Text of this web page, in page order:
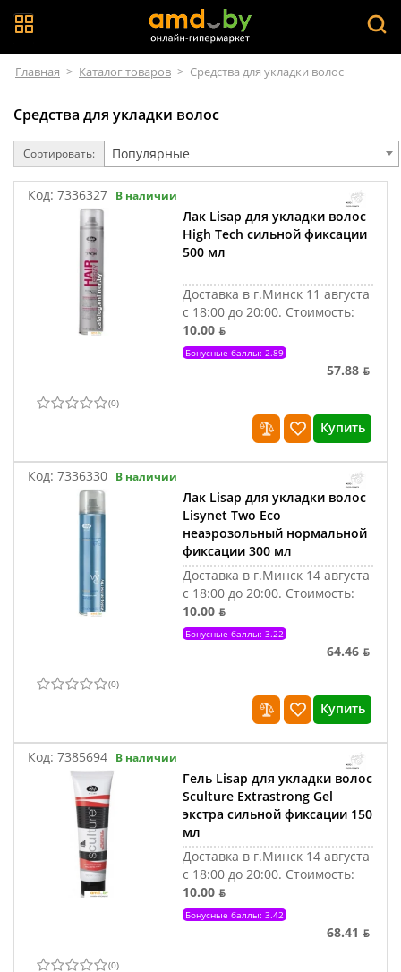
Главная > Каталог товаров > Средства для укладки волос
Средства для укладки волос
Сортировать: Популярные
Код: 7336327 В наличии
Лак Lisap для укладки волос
High Tech сильной фиксации
500 мл
Доставка в г.Минск 11 августа
с 18:00 до 20:00. Стоимость:
10.00 ƃ
Бонусные баллы: 2.89
57.88 ƃ
(0)
Купить
Код: 7336330 В наличии
Лак Lisap для укладки волос
Lisynet Two Eco
неаэрозольный нормальной
фиксации 300 мл
Доставка в г.Минск 14 августа
с 18:00 до 20:00. Стоимость:
10.00 ƃ
Бонусные баллы: 3.22
64.46 ƃ
(0)
Купить
Код: 7385694 В наличии
Гель Lisap для укладки волос
Sculture Extrastrong Gel
экстра сильной фиксации 150
мл
Доставка в г.Минск 14 августа
с 18:00 до 20:00. Стоимость:
10.00 ƃ
Бонусные баллы: 3.42
68.41 ƃ
(0)